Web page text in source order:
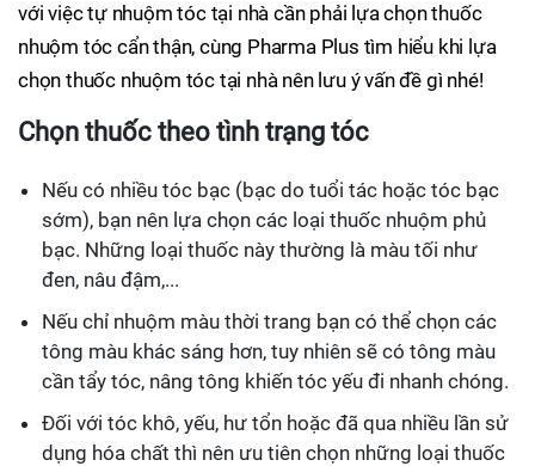
với việc tự nhuộm tóc tại nhà cần phải lựa chọn thuốc
nhuộm tóc cẩn thận, cùng Pharma Plus tìm hiểu khi lựa
chọn thuốc nhuộm tóc tại nhà nên lưu ý vấn đề gì nhé!
Chọn thuốc theo tình trạng tóc
Nếu có nhiều tóc bạc (bạc do tuổi tác hoặc tóc bạc
sớm), bạn nên lựa chọn các loại thuốc nhuộm phủ
bạc. Những loại thuốc này thường là màu tối như
đen, nâu đậm,...
Nếu chỉ nhuộm màu thời trang bạn có thể chọn các
tông màu khác sáng hơn, tuy nhiên sẽ có tông màu
cần tẩy tóc, nâng tông khiến tóc yếu đi nhanh chóng.
Đối với tóc khô, yếu, hư tổn hoặc đã qua nhiều lần sử
dụng hóa chất thì nên ưu tiên chọn những loại thuốc